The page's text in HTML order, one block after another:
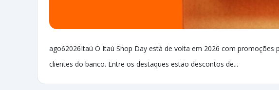
ago62026Itaú O Itaú Shop Day está de volta em 2026 com promoções
clientes do banco. Entre os destaques estão descontos de...